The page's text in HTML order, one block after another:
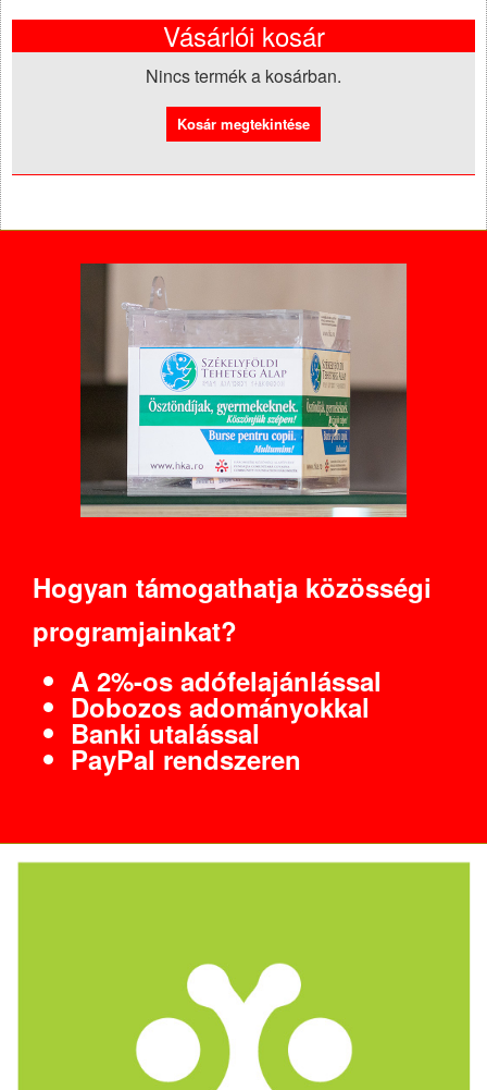
Vásárlói kosár
Nincs termék a kosárban.
Hogyan támogathatja közösségi
programjainkat?
A 2%-os adófelajánlással
Dobozos adományokkal
Banki utalással
PayPal rendszeren